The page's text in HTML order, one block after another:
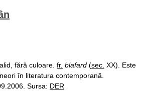
fără culoare. fr. blafard (sec. XX). Este
în literatura contemporană.
Sursa: DER